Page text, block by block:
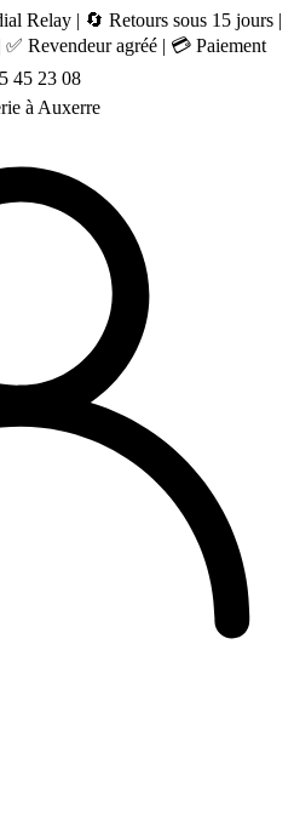
Relay | 🔄 Retours sous 15 jours |
Revendeur agréé | 💳 Paiement
45 23 08
à Auxerre